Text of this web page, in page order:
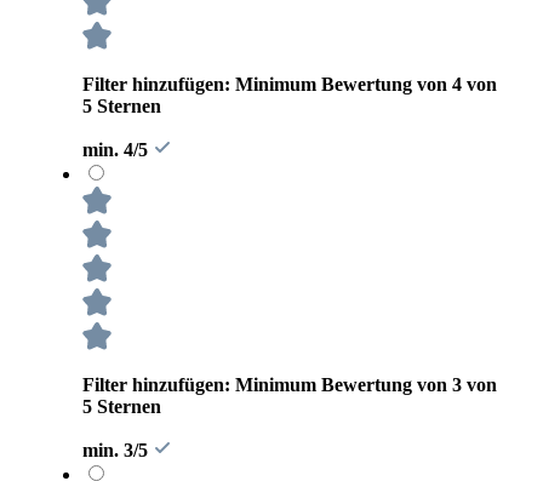
Filter hinzufügen: Minimum Bewertung von 4 von
5 Sternen
min. 4/5
Filter hinzufügen: Minimum Bewertung von 3 von
5 Sternen
min. 3/5